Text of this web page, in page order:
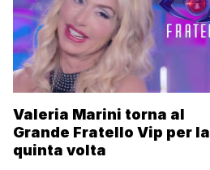
Valeria Marini torna al
Grande Fratello Vip per la
quinta volta